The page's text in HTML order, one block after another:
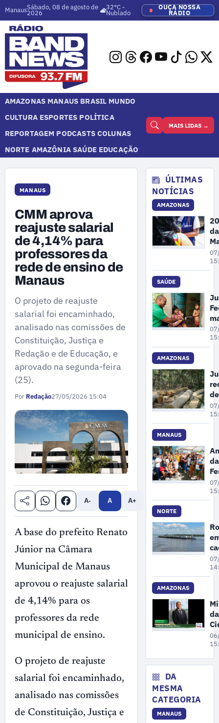
ManausSábado, 08 de agosto de
2026
32°C -
Nublado
OUÇA NOSSA
RÁDIO
AMAZONAS MANAUS BRASIL MUNDO
CULTURA ESPORTES POLÍTICA
REPORTAGEM PODCASTS COLUNAS
NORTE AMAZÔNIA SAÚDE EDUCAÇÃO
MAIS LIDAS →
MANAUS
CMM aprova
reajuste salarial
de 4,14% para
professores da
rede de ensino de
Manaus
O projeto de reajuste
salarial foi encaminhado,
analisado nas comissões de
Constituição, Justiça e
Redação e de Educação, e
aprovado na segunda-feira
(25).
Por Redação27/05/2026 15:04
A- A A+
A base do prefeito Renato
Júnior na Câmara
Municipal de Manaus
aprovou o reajuste salarial
de 4,14% para os
professores da rede
municipal de ensino.
O projeto de reajuste
salarial foi encaminhado,
analisado nas comissões
de Constituição, Justiça e
ÚLTIMAS
NOTÍCIAS
AMAZONAS
de
SAÚDE
à
AMAZONAS
MANAUS
da
NORTE
AMAZONAS
DA
MESMA
CATEGORIA
MANAUS